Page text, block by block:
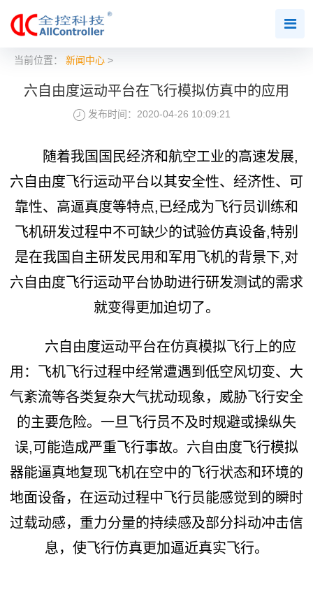
当前位置： 新闻中心>
六自由度运动平台在飞行模拟仿真中的应用
发布时间：2020-04-26 10:09:21
随着我国国民经济和航空工业的高速发展,
六自由度飞行运动平台以其安全性、经济性、可
靠性、高逼真度等特点,已经成为飞行员训练和
飞机研发过程中不可缺少的试验仿真设备,特别
是在我国自主研发民用和军用飞机的背景下,对
六自由度飞行运动平台协助进行研发测试的需求
就变得更加迫切了。
六自由度运动平台在仿真模拟飞行上的应
用：飞机飞行过程中经常遭遇到低空风切变、大
气紊流等各类复杂大气扰动现象，威胁飞行安全
的主要危险。一旦飞行员不及时规避或操纵失
误,可能造成严重飞行事故。六自由度飞行模拟
器能逼真地复现飞机在空中的飞行状态和环境的
地面设备，在运动过程中飞行员能感觉到的瞬时
过载动感，重力分量的持续感及部分抖动冲击信
息，使飞行仿真更加逼近真实飞行。